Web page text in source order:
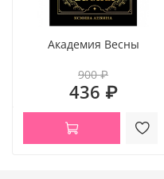
Академия Весны
900 ₽
436 ₽